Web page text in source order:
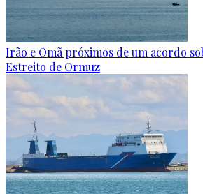
Irão e Omã próximos de um acordo
Estreito de Ormuz